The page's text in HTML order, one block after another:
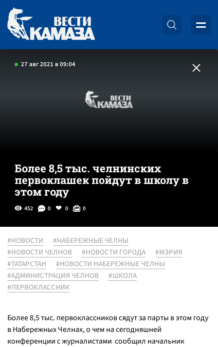
27 авг 2021 в 09:04
Более 8,5 тыс. челнинских
первоклашек пойдут в школу в
этом году
452 0 0 0
#НОВОСТИ
#НАБЕРЕЖНЫЕ ЧЕЛНЫ
#НОВОСТИ ЧЕЛНОВ
#НОВОСТИ ГОРОДА
#МЭРИЯ
#ТАТАРСТАН
#НОВОСТИ НАБЕРЕЖНЫЕ ЧЕЛНЫ
#АДМИНИСТРАЦИЯ ЧЕЛНОВ
#ШКОЛА
#ПЕРВОКЛАССНИК
Более 8,5 тыс. первоклассников сядут за парты в этом году
в Набережных Челнах, о чем на сегодняшней
конференции с журналистами сообщил начальник